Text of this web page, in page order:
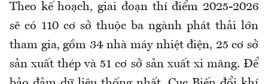
Theo kế hoạch, giai đoạn thí điểm 2025-2026
sẽ có 110 cơ sở thuộc ba ngành phát thải lớn
tham gia, gồm 34 nhà máy nhiệt điện, 25 cơ sở
sản xuất thép và 51 cơ sở sản xuất xi măng. Để